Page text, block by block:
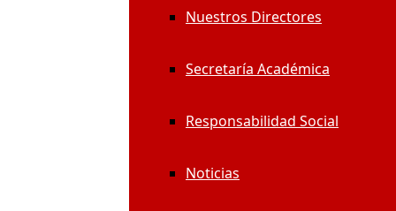
Nuestros Directores
Secretaría Académica
Responsabilidad Social
Noticias